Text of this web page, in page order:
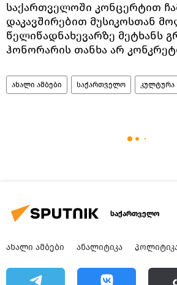
საქართველოში კონცერტით
დაკავშირებით მუსიკოსთან
წელიწადნახევარზე მეტხანს
ჰონორარის თანხა არ
ახალი ამბები საქართველო კულტურა
საქართველო
ᲐᲮᲐᲚᲘ ᲐᲛᲑᲔᲑᲘ ᲐᲜᲐᲚᲘᲢᲘᲙᲐ